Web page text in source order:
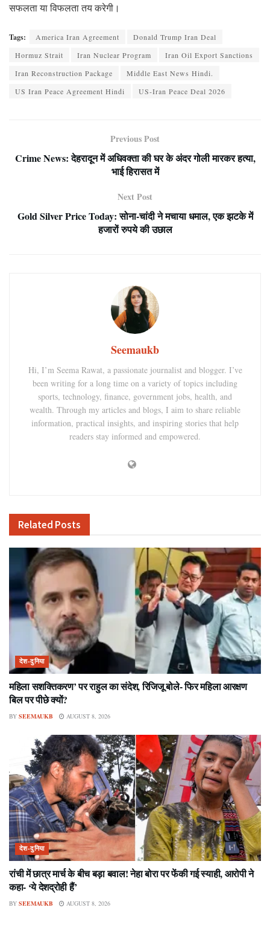
सफलता या विफलता तय करेगी।
Tags: America Iran Agreement
Donald Trump Iran Deal
Hormuz Strait
Iran Nuclear Program
Iran Oil Export Sanctions
Iran Reconstruction Package
Middle East News Hindi.
US Iran Peace Agreement Hindi
US-Iran Peace Deal 2026
Previous Post
Crime News: देहरादून में अधिवक्ता की घर के अंदर गोली मारकर हत्या,
भाई हिरासत में
Next Post
Gold Silver Price Today: सोना-चांदी ने मचाया धमाल, एक झटके में
हजारों रुपये की उछाल
Seemaukb
Hi, I’m Seema Rawat, a passionate journalist and blogger. I’ve
been writing for a long time on a variety of topics including
sports, technology, finance, government jobs, health, and
wealth. Through my articles and blogs, I aim to share reliable
information, practical insights, and inspiring stories that help
readers stay informed and empowered.
Related Posts
देश-दुनिया
महिला सशक्तिकरण’ पर राहुल का संदेश, रिजिजू बोले- फिर महिला आरक्षण
बिल पर पीछे क्यों?
BY SEEMAUKB AUGUST 8, 2026
देश-दुनिया
रांची में छात्र मार्च के बीच बड़ा बवाल! नेहा बोरा पर फेंकी गई स्याही, आरोपी ने
कहा- ‘ये देशद्रोही हैं’
BY SEEMAUKB AUGUST 8, 2026